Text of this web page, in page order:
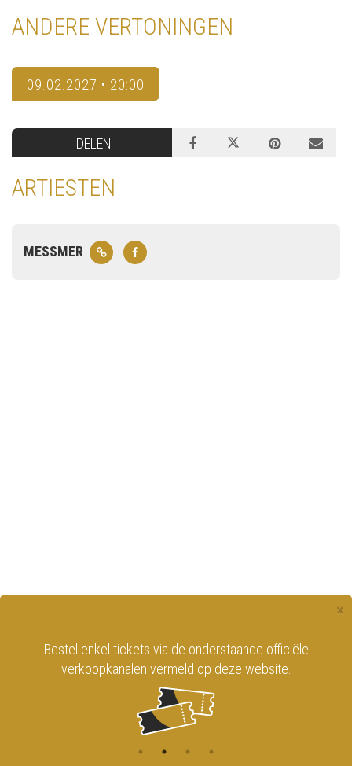
ANDERE VERTONINGEN
09.02.2027 • 20:00
DELEN
ARTIESTEN
MESSMER
×
Bestel enkel tickets via de onderstaande officiële
verkoopkanalen vermeld op deze website.